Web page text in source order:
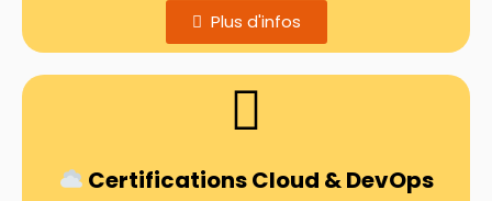
Plus d'infos
Certifications Cloud & DevOps